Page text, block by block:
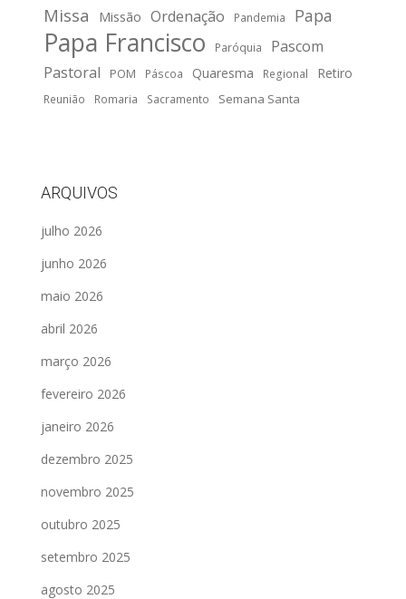
Missa Missão Ordenação Pandemia Papa
Papa Francisco Paróquia
Pascom
Pastoral
POM Páscoa Quaresma Regional Retiro
Reunião Romaria Sacramento Semana Santa
ARQUIVOS
julho 2026
junho 2026
maio 2026
abril 2026
março 2026
fevereiro 2026
janeiro 2026
dezembro 2025
novembro 2025
outubro 2025
setembro 2025
agosto 2025